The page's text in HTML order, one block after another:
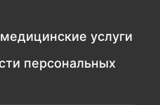
услуги
персональных